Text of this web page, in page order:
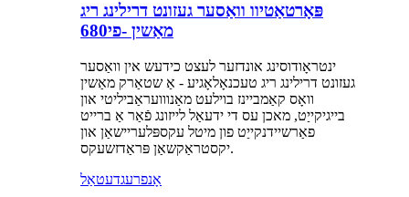
פּאָרטאַטיוו וואַסער געזונט דרילינג ריג
מאַשין -פי680
ינטראָודוסינג אונדזער לעצט כידעש אין וואַסער
געזונט דרילינג ריג טעכנאָלאָגיע - אַ שטאַרק מאַשין
וואָס קאַמביינז בוילעט מאַנווועראַביליטי און
בייגיקייַט, מאכן עס די ידעאַל לייזונג פֿאַר אַ ברייט
פאַרשיידנקייַט פון מיטל עקספּלעריישאַן און
יקסטראַקשאַן פּראַדזשעקס.
אָנפרעגדעטאַל